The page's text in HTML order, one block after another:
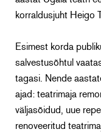
korraldusjuht Heigo
Esimest korda
salvestusõhtul
tagasi. Nende
ajad: teatrimaja
väljasõidud, uue
renoveeritud